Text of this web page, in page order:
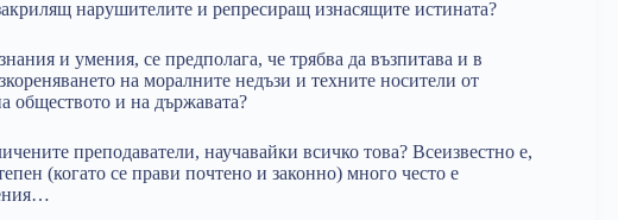
нарушителите и репресиращ изнасящите истината?
и умения, се предполага, че трябва да възпитава и в
на моралните недъзи и техните носители от
обществото и на държавата?
преподаватели, научавайки всичко това? Всеизвестно е,
(когато се прави почтено и законно) много често е